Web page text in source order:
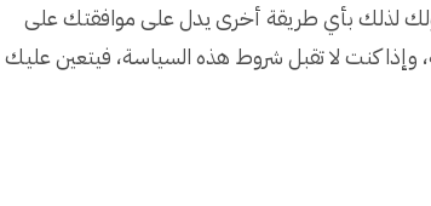
لذلك بأي طريقة أخرى يدل على موافقتك على
كنت لا تقبل شروط هذه السياسة، فيتعين عليك